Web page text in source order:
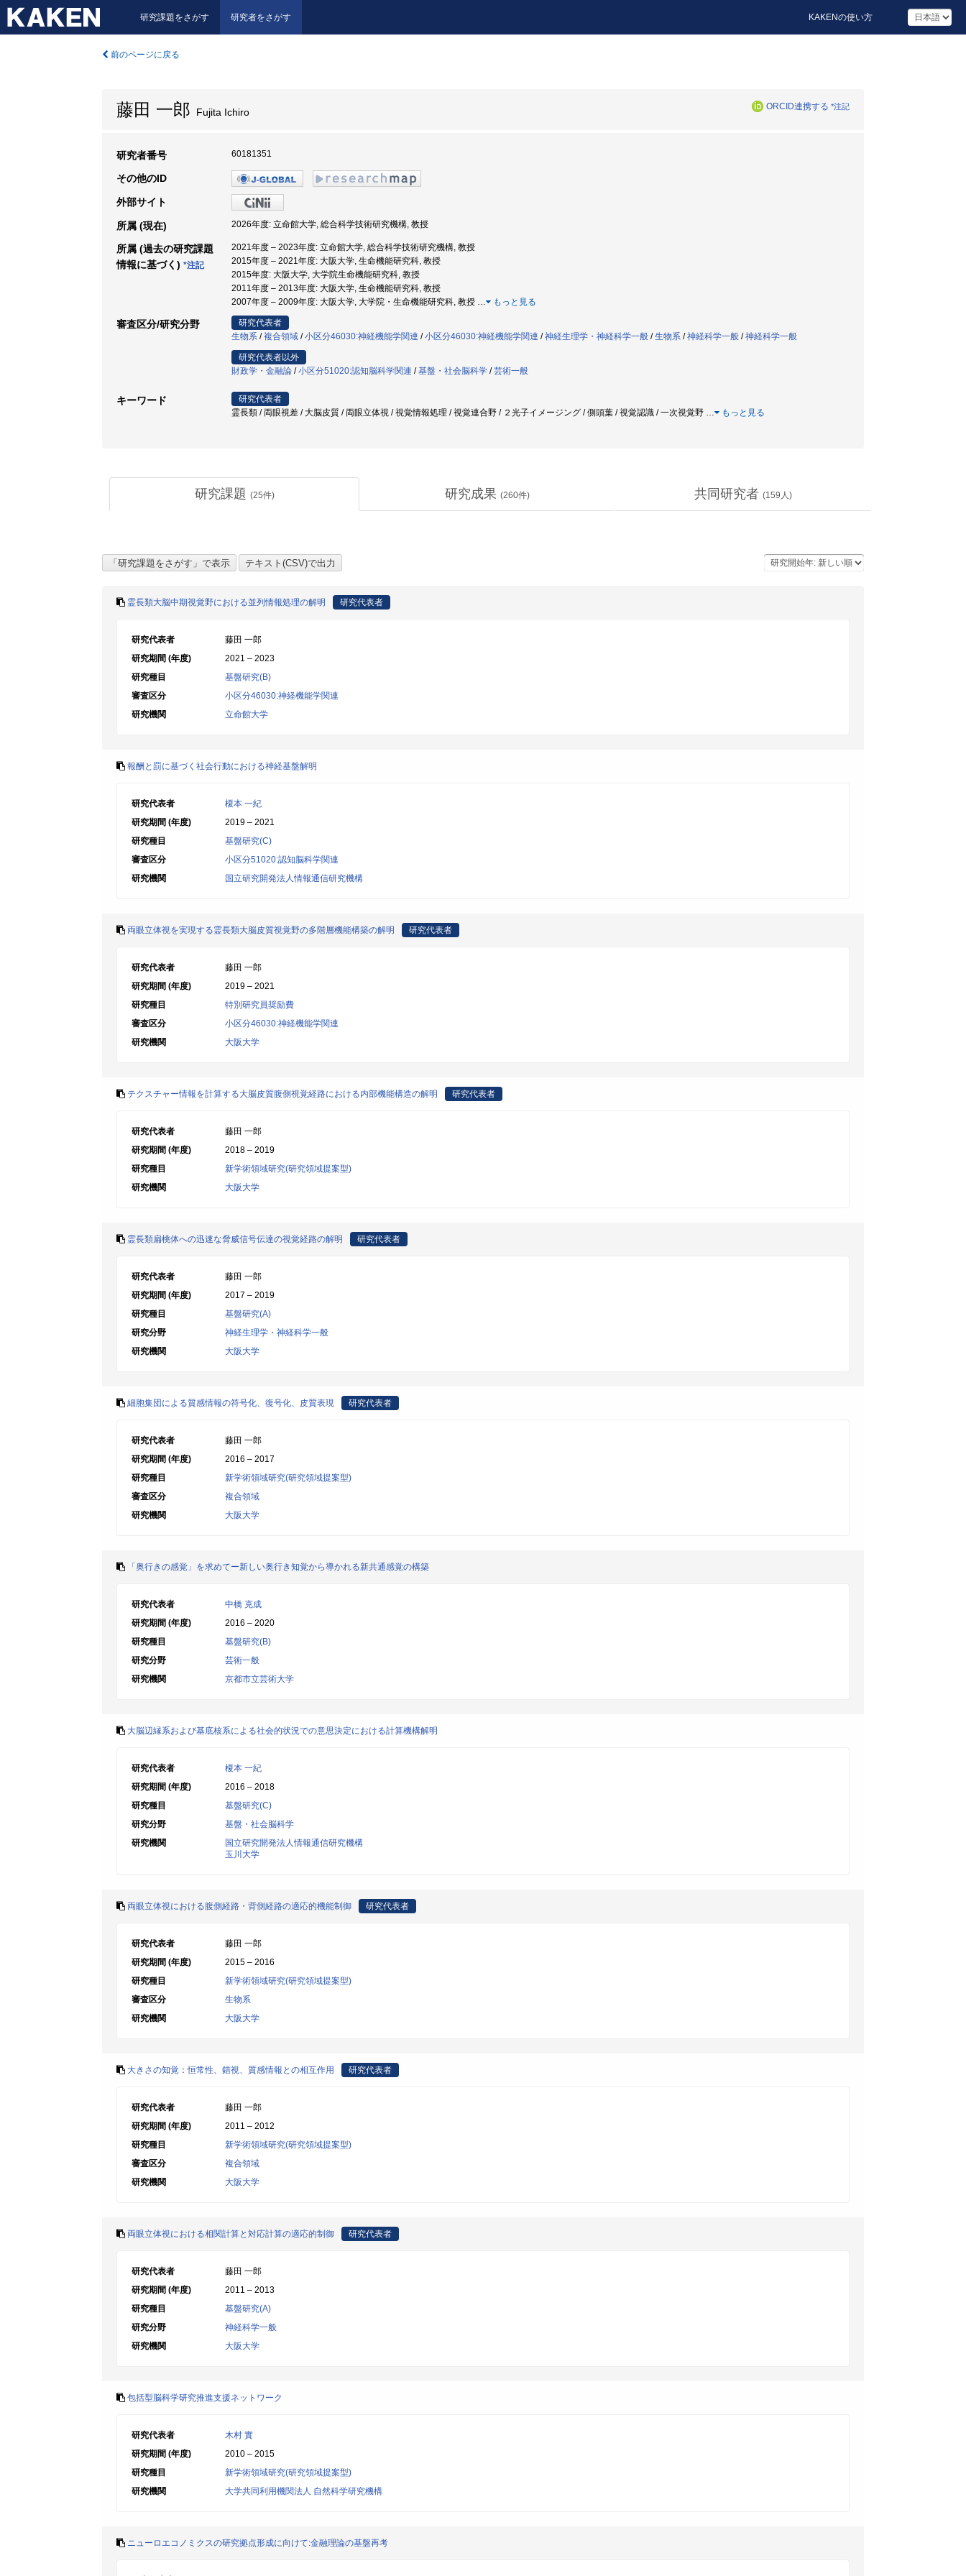
研究課題をさがす 研究者をさがす KAKENの使い方
前のページに戻る
藤田 一郎 Fujita Ichiro ORCID連携する *注記
研究者番号 60181351
その他のID
外部サイト
所属 (現在) 2026年度: 立命館大学, 総合科学技術研究機構, 教授
所属 (過去の研究課題
情報に基づく) *注記
2021年度 – 2023年度: 立命館大学, 総合科学技術研究機構, 教授
2015年度 – 2021年度: 大阪大学, 生命機能研究科, 教授
2015年度: 大阪大学, 大学院生命機能研究科, 教授
2011年度 – 2013年度: 大阪大学, 生命機能研究科, 教授
2007年度 – 2009年度: 大阪大学, 大学院・生命機能研究科, 教授 … もっと見る
審査区分/研究分野
研究代表者
生物系 /複合領域 /小区分46030:神経機能学関連 /小区分46030:神経機能学関連 /神経生理学・神経科学一般 /生物系 /神経科学一般 /神経科学一般
研究代表者以外
財政学・金融論 /小区分51020:認知脳科学関連 /基盤・社会脳科学 /芸術一般
キーワード
研究代表者
霊長類 / 両眼視差 / 大脳皮質 / 両眼立体視 / 視覚情報処理 / 視覚連合野 / ２光子イメージング / 側頭葉 / 視覚認識 / 一次視覚野 … もっと見る
研究課題 (25件) 研究成果 (260件) 共同研究者 (159 人)
霊長類大脳中期視覚野における並列情報処理の解明 研究代表者
研究代表者
藤田 一郎
研究期間 (年度)
2021 – 2023
研究種目
基盤研究(B)
審査区分
小区分46030:神経機能学関連
研究機関
立命館大学
報酬と罰に基づく社会行動における神経基盤解明
研究代表者
榎本 一紀
研究期間 (年度)
2019 – 2021
研究種目
基盤研究(C)
審査区分
小区分51020:認知脳科学関連
研究機関
国立研究開発法人情報通信研究機構
両眼立体視を実現する霊長類大脳皮質視覚野の多階層機能構築の解明 研究代表者
研究代表者
藤田 一郎
研究期間 (年度)
2019 – 2021
研究種目
特別研究員奨励費
審査区分
小区分46030:神経機能学関連
研究機関
大阪大学
テクスチャー情報を計算する大脳皮質腹側視覚経路における内部機能構造の解明 研究代表者
研究代表者
藤田 一郎
研究期間 (年度)
2018 – 2019
研究種目
新学術領域研究(研究領域提案型)
研究機関
大阪大学
霊長類扁桃体への迅速な脅威信号伝達の視覚経路の解明 研究代表者
研究代表者
藤田 一郎
研究期間 (年度)
2017 – 2019
研究種目
基盤研究(A)
研究分野
神経生理学・神経科学一般
研究機関
大阪大学
細胞集団による質感情報の符号化、復号化、皮質表現 研究代表者
研究代表者
藤田 一郎
研究期間 (年度)
2016 – 2017
研究種目
新学術領域研究(研究領域提案型)
審査区分
複合領域
研究機関
大阪大学
「奥行きの感覚」を求めてー新しい奥行き知覚から導かれる新共通感覚の構築
研究代表者
中橋 克成
研究期間 (年度)
2016 – 2020
研究種目
基盤研究(B)
研究分野
芸術一般
研究機関
京都市立芸術大学
大脳辺縁系および基底核系による社会的状況での意思決定における計算機構解明
研究代表者
榎本 一紀
研究期間 (年度)
2016 – 2018
研究種目
基盤研究(C)
研究分野
基盤・社会脳科学
研究機関
国立研究開発法人情報通信研究機構
玉川大学
両眼立体視における腹側経路・背側経路の適応的機能制御 研究代表者
研究代表者
藤田 一郎
研究期間 (年度)
2015 – 2016
研究種目
新学術領域研究(研究領域提案型)
審査区分
生物系
研究機関
大阪大学
大きさの知覚：恒常性、錯視、質感情報との相互作用 研究代表者
研究代表者
藤田 一郎
研究期間 (年度)
2011 – 2012
研究種目
新学術領域研究(研究領域提案型)
審査区分
複合領域
研究機関
大阪大学
両眼立体視における相関計算と対応計算の適応的制御 研究代表者
研究代表者
藤田 一郎
研究期間 (年度)
2011 – 2013
研究種目
基盤研究(A)
研究分野
神経科学一般
研究機関
大阪大学
包括型脳科学研究推進支援ネットワーク
研究代表者
木村 實
研究期間 (年度)
2010 – 2015
研究種目
新学術領域研究(研究領域提案型)
研究機関
大学共同利用機関法人 自然科学研究機構
ニューロエコノミクスの研究拠点形成に向けて:金融理論の基盤再考